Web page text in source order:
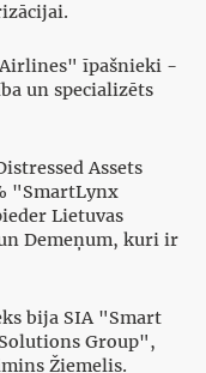
īpašnieki -
un specializēts
Assets
"SmartLynx
Lietuvas
Demeņum, kuri ir
bija SIA "Smart
Group",
Žiemelis.